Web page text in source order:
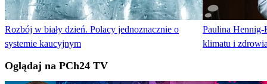
Rozbój w biały dzień. Polacy jednoznacznie o
systemie kaucyjnym
Paulina Hennig-
klimatu i
Oglądaj na PCh24 TV